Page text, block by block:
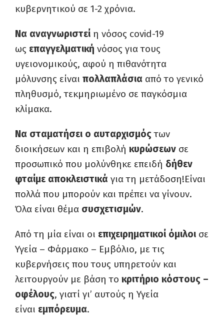
κυβερνητικού σε 1-2 χρόνια.
Να αναγνωριστεί η νόσος covid-19
ως επαγγελματική νόσος για τους
υγειονομικούς, αφού η πιθανότητα
μόλυνσης είναι πολλαπλάσια από το γενικό
πληθυσμό, τεκμηριωμένο σε παγκόσμια
κλίμακα.
Να σταματήσει ο αυταρχισμόςτων
διοικήσεων και η επιβολή κυρώσεων σε
προσωπικό που μολύνθηκε επειδή δήθεν
φταίμε αποκλειστικά για τη μετάδοση!Είναι
πολλά που μπορούν και πρέπει να γίνουν.
Όλα είναι θέμα συσχετισμών.
Από τη μία είναι οι επιχειρηματικοί όμιλοι σε
Υγεία – Φάρμακο – Εμβόλιο, με τις
κυβερνήσεις που τους υπηρετούν και
λειτουργούν με βάση το κριτήριο κόστους –
οφέλους, γιατί γι’ αυτούς η Υγεία
είναι εμπόρευμα.